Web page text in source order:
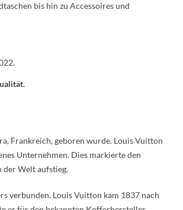
bis hin zu Accessoires und
.
Frankreich, geboren wurde. Louis Vuitton
Unternehmen. Dies markierte den
der Welt aufstieg.
verbunden. Louis Vuitton kam 1837 nach